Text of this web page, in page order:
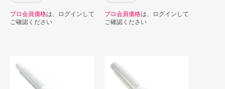
プロ会員価格は、ログインして
ご確認ください
プロ会員価格は、ログインして
ご確認ください